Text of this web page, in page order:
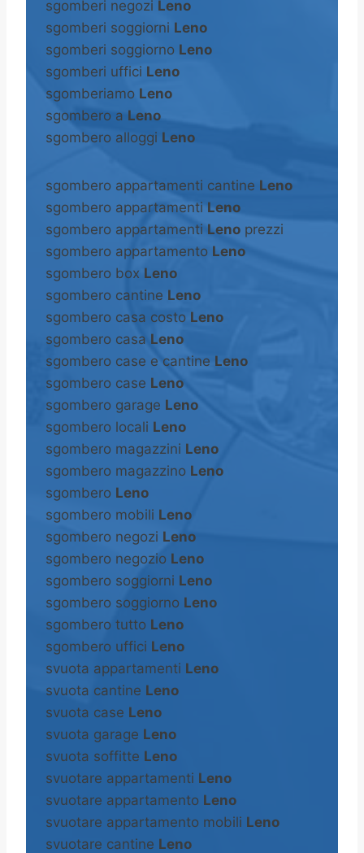
sgomberi negozi Leno
sgomberi soggiorni Leno
sgomberi soggiorno Leno
sgomberi uffici Leno
sgomberiamo Leno
sgombero a Leno
sgombero alloggi Leno
sgombero appartamenti cantine Leno
sgombero appartamenti Leno
sgombero appartamenti Leno prezzi
sgombero appartamento Leno
sgombero box Leno
sgombero cantine Leno
sgombero casa costo Leno
sgombero casa Leno
sgombero case e cantine Leno
sgombero case Leno
sgombero garage Leno
sgombero locali Leno
sgombero magazzini Leno
sgombero magazzino Leno
sgombero Leno
sgombero mobili Leno
sgombero negozi Leno
sgombero negozio Leno
sgombero soggiorni Leno
sgombero soggiorno Leno
sgombero tutto Leno
sgombero uffici Leno
svuota appartamenti Leno
svuota cantine Leno
svuota case Leno
svuota garage Leno
svuota soffitte Leno
svuotare appartamenti Leno
svuotare appartamento Leno
svuotare appartamento mobili Leno
svuotare cantine Leno